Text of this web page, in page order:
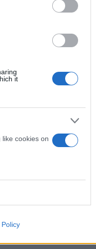
it
cookies on
το... φρένο για τα F-35
τα Eurofighter